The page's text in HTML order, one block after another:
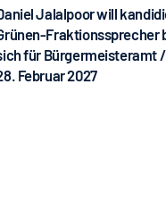
Jalalpoor will
Fraktionssprecher
für Bürgermeisteramt /
Februar 2027